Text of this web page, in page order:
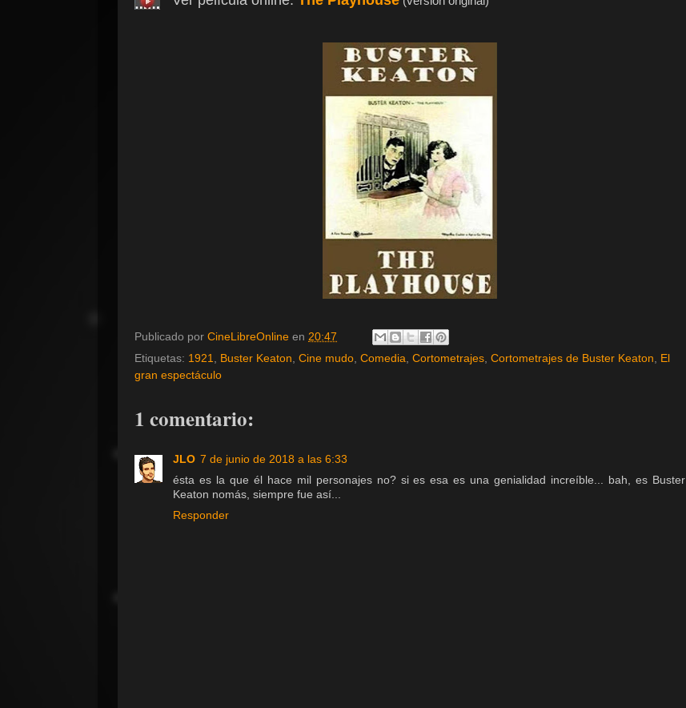
Publicado por CineLibreOnline en 20:47
Etiquetas: 1921, Buster Keaton, Cine mudo, Comedia, Cortometrajes, Cortometrajes de Buster Keaton, El
gran espectáculo
1 comentario:
JLO 7 de junio de 2018 a las 6:33
ésta es la que él hace mil personajes no? si es esa es una genialidad increíble... bah, es Buster
Keaton nomás, siempre fue así...
Responder